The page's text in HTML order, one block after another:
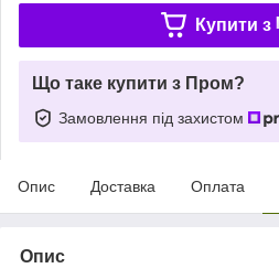
Купити з
Що таке купити з Пром?
Замовлення під захистом
Опис Доставка Оплата
Опис